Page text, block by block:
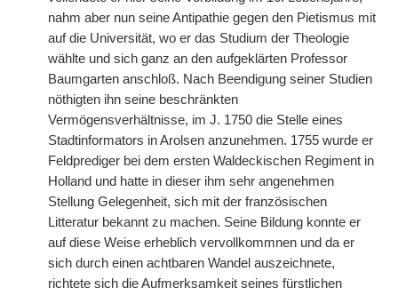
nahm aber nun seine Antipathie gegen den Pietismus mit
auf die Universität, wo er das Studium der Theologie
wählte und sich ganz an den aufgeklärten Professor
Baumgarten anschloß. Nach Beendigung seiner Studien
nöthigten ihn seine beschränkten
Vermögensverhältnisse, im J. 1750 die Stelle eines
Stadtinformators in Arolsen anzunehmen. 1755 wurde er
Feldprediger bei dem ersten Waldeckischen Regiment in
Holland und hatte in dieser ihm sehr angenehmen
Stellung Gelegenheit, sich mit der französischen
Litteratur bekannt zu machen. Seine Bildung konnte er
auf diese Weise erheblich vervollkommnen und da er
sich durch einen achtbaren Wandel auszeichnete,
richtete sich die Aufmerksamkeit seines fürstlichen